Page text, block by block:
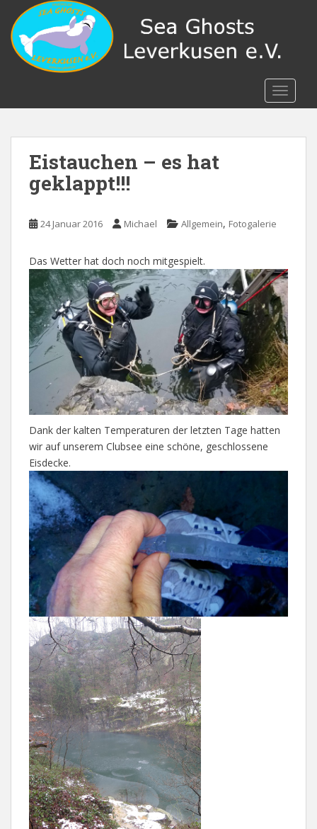
m
Eistauchen – es hat
geklappt!!!
24 Januar 2016 Michael Allgemein, Fotogalerie
Das Wetter hat doch noch mitgespielt.
Dank der kalten Temperaturen der letzten Tage hatten
wir auf unserem Clubsee eine schöne, geschlossene
Eisdecke.